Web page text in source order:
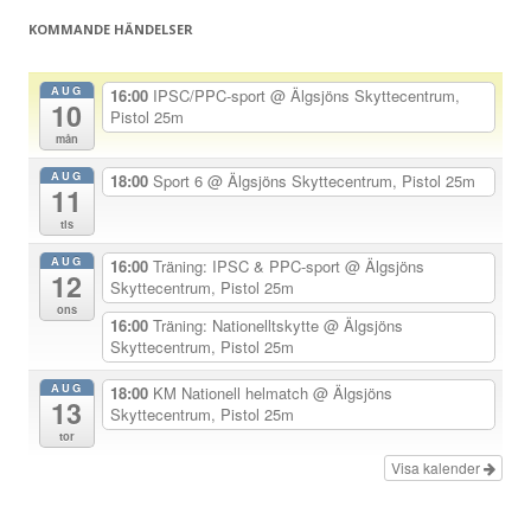
a
g
r
KOMMANDE HÄNDELSER
AUG
10
mån
16:00 IPSC/PPC-sport @ Älgsjöns Skyttecentrum,
Pistol 25m
AUG
11
tis
18:00 Sport 6 @ Älgsjöns Skyttecentrum, Pistol 25m
AUG
12
ons
16:00 Träning: IPSC & PPC-sport @ Älgsjöns
Skyttecentrum, Pistol 25m
16:00 Träning: Nationelltskytte @ Älgsjöns
Skyttecentrum, Pistol 25m
AUG
13
tor
18:00 KM Nationell helmatch @ Älgsjöns
Skyttecentrum, Pistol 25m
Visa kalender